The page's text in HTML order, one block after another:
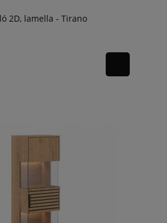
2D, lamella - Tirano